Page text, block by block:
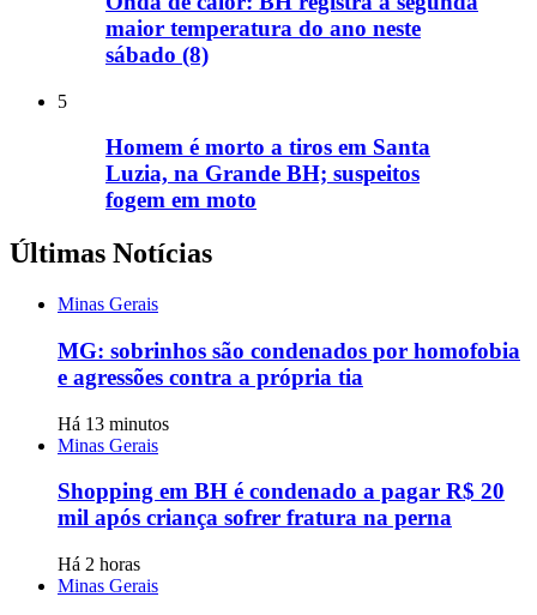
maior temperatura do ano neste
sábado (8)
5
Homem é morto a tiros em Santa
Luzia, na Grande BH; suspeitos
fogem em moto
Últimas Notícias
Minas Gerais
MG: sobrinhos são condenados por homofobia
e agressões contra a própria tia
Há 13 minutos
Minas Gerais
Shopping em BH é condenado a pagar R$ 20
mil após criança sofrer fratura na perna
Há 2 horas
Minas Gerais